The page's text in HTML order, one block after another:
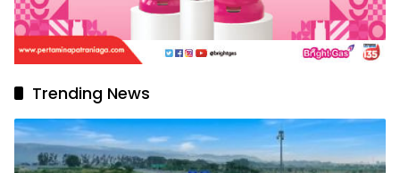
Trending News